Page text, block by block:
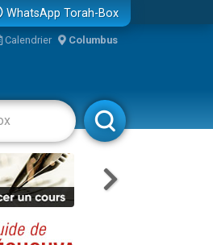
WhatsApp Torah-Box
Calendrier Columbus